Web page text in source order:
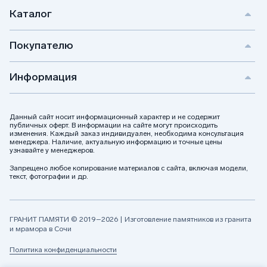
православный памятник, который будет являться
Если у вас остались вопросы, то оставляйте
заявку на обратный звонок и наш менеджер
перезвонит в вам в выбранное время.
Я даю своё согласие на обработку персональных данных
Каталог
Покупателю
Информация
Данный сайт носит информационный характер и не содержит
публичных оферт. В информации на сайте могут происходить
изменения. Каждый заказ индивидуален, необходима консультация
менеджера. Наличие, актуальную информацию и точные цены
узнавайте у менеджеров.
Запрещено любое копирование материалов с сайта, включая модели,
текст, фотографии и др.
ГРАНИТ ПАМЯТИ © 2019–2026 | Изготовление памятников из гранита
и мрамора в Сочи
Политика конфиденциальности